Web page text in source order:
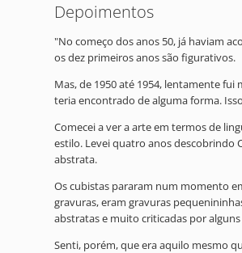
Depoimentos
"No começo dos anos 50, já haviam
os dez primeiros anos são figurativos.
Mas, de 1950 até 1954, lentamente
teria encontrado de alguma forma.
Comecei a ver a arte em termos de
estilo. Levei quatro anos descobrindo
abstrata.
Os cubistas pararam num momento
gravuras, eram gravuras
abstratas e muito criticadas por
Senti, porém, que era aquilo mesmo